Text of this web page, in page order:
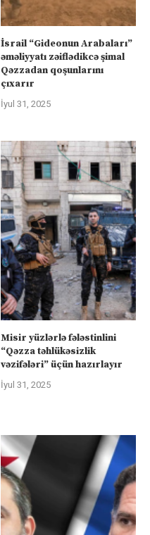
İsrail “Gideonun Arabaları”
əməliyyatı zəiflədikcə şimal
Qəzzadan qoşunlarını
çıxarır
İyul 31, 2025
Misir yüzlərlə fələstinlini
“Qəzza təhlükəsizlik
vəzifələri” üçün hazırlayır
İyul 31, 2025